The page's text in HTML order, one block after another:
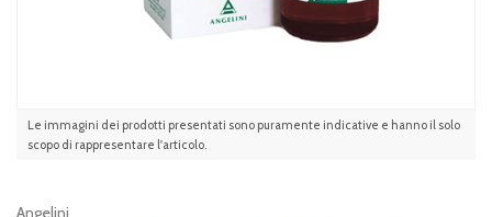
Le immagini dei prodotti presentati sono puramente indicative e hanno il solo
scopo di rappresentare l'articolo.
Angelini